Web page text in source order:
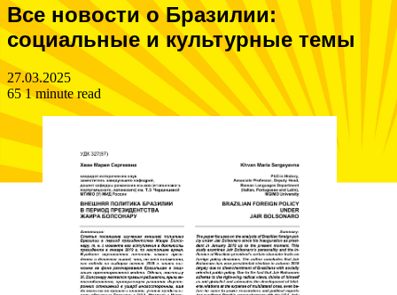
Все новости о Бразилии:
социальные и культурные темы
27.03.2025
651 minute read